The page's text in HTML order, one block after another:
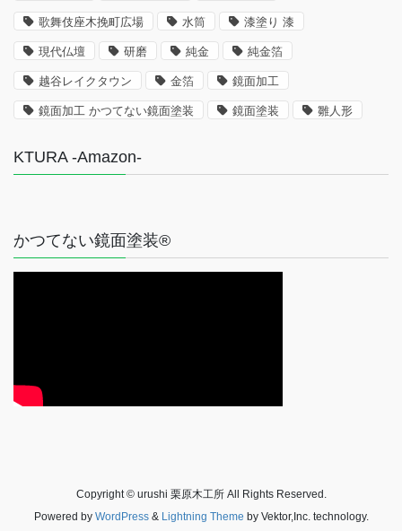
歌舞伎座木挽町広場 水筒 漆塗り 漆
現代仏壇 研磨 純金 純金箔
越谷レイクタウン 金箔 鏡面加工
鏡面加工 かつてない鏡面塗装 鏡面塗装 雛人形
KTURA -Amazon-
かつてない鏡面塗装®
Copyright © urushi 栗原木工所 All Rights Reserved.
Powered by WordPress& Lightning Theme by Vektor,Inc. technology.